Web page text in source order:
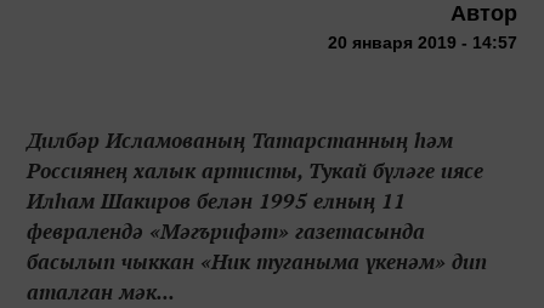
Автор
20 января 2019 - 14:57
Дилбәр Исламованың Татарстанның һәм
Россиянең халык артисты, Тукай бүләге иясе
Илһам Шакиров белән 1995 елның 11
февралендә «Мәгърифәт» газетасында
басылып чыккан «Ник туганыма үкенәм» дип
аталган мәк...